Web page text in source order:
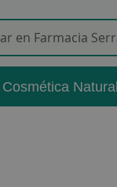
Cosmética Natural